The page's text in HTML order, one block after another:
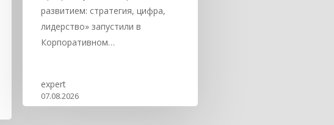
развитием: стратегия, цифра,
лидерство» запустили в
Корпоративном…
expert
07.08.2026